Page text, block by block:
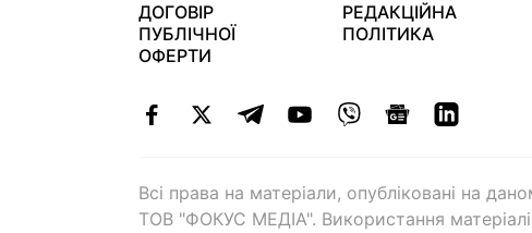
ДОГОВІР
ПУБЛІЧНОЇ
ОФЕРТИ
РЕДАКЦІЙНА
ПОЛІТИКА
Всі права на матеріали, опубліковані на
ТОВ "ФОКУС МЕДІА". Використання